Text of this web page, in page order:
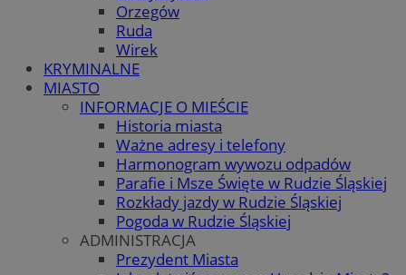
Orzegów
Ruda
Wirek
KRYMINALNE
MIASTO
INFORMACJE O MIEŚCIE
Historia miasta
Ważne adresy i telefony
Harmonogram wywozu odpadów
Parafie i Msze Święte w Rudzie Śląskiej
Rozkłady jazdy w Rudzie Śląskiej
Pogoda w Rudzie Śląskiej
ADMINISTRACJA
Prezydent Miasta